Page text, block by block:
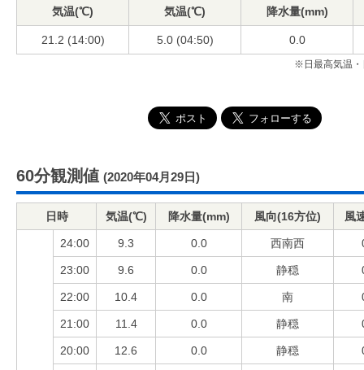
気温(℃)
気温(℃)
降水量(mm)
21.2 (14:00) 5.0 (04:50) 0.0
※日最高気温・
60分観測値 (2020年04月29日)
日時 気温(℃) 降水量(mm) 風向(16方位) 風
24:00 9.3 0.0 西南西
23:00 9.6 0.0 静穏
22:00 10.4 0.0 南
21:00 11.4 0.0 静穏
20:00 12.6 0.0 静穏